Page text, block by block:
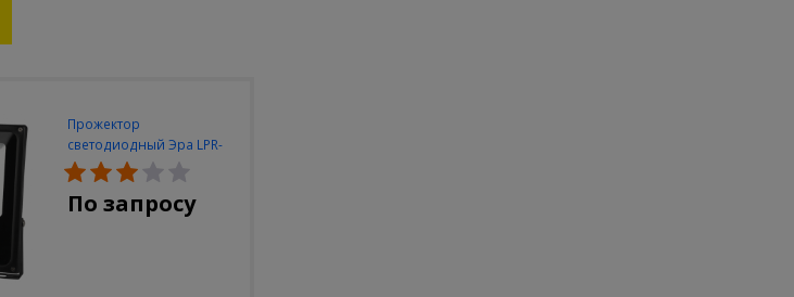
Прожектор
светодиодный Эра LPR-
30W-6500K-M
По запросу